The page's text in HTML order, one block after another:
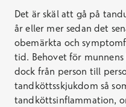
Det är skäl att gå på
år eller mer sedan det
obemärkta och
tid. Behovet för
dock från person till
tandköttsskjukdom så
tandköttsinflammation,